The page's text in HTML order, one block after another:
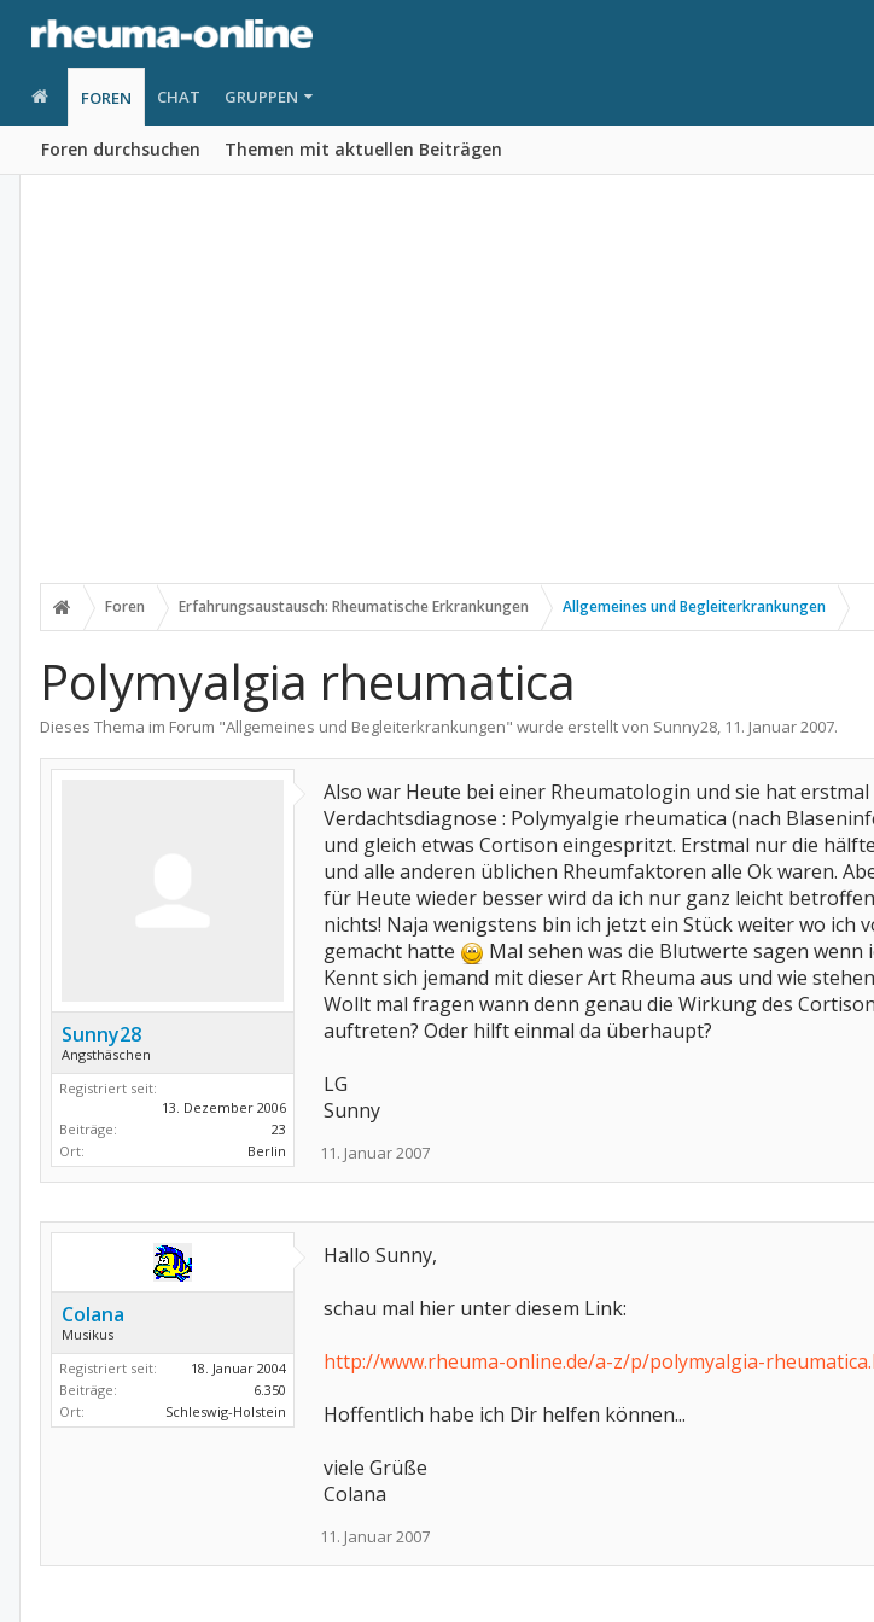
FOREN
Foren durchsuchen Themen mit aktuellen Beiträgen
CHAT GRUPPEN
Foren Erfahrungsaustausch: Rheumatische Erkrankungen Allgemeines und Begleiterkrankungen
Polymyalgia rheumatica
Dieses Thema im Forum "Allgemeines und Begleiterkrankungen" wurde erstellt von Sunny28, 11. Januar 2007.
Sunny28
Angsthäschen
Registriert seit:
13. Dezember 2006
Beiträge:
23
Ort:
Berlin
Also war Heute bei einer Rheumatologin und sie hat
Verdachtsdiagnose : Polymyalgie rheumatica (nach
und gleich etwas Cortison eingespritzt. Erstmal nur die
und alle anderen üblichen Rheumfaktoren alle Ok waren.
für Heute wieder besser wird da ich nur ganz leicht
nichts! Naja wenigstens bin ich jetzt ein Stück weiter wo
gemacht hatte
Mal sehen was die Blutwerte sagen wenn
Kennt sich jemand mit dieser Art Rheuma aus und wie
Wollt mal fragen wann denn genau die Wirkung des
auftreten? Oder hilft einmal da überhaupt?
LG
Sunny
11. Januar 2007
Colana
Musikus
Registriert seit:
18. Januar 2004
Beiträge:
6.350
Ort:
Schleswig-Holstein
Hallo Sunny,
schau mal hier unter diesem Link:
http://www.rheuma-online.de/a-z/p/polymyalgia-
Hoffentlich habe ich Dir helfen können...
viele Grüße
Colana
11. Januar 2007